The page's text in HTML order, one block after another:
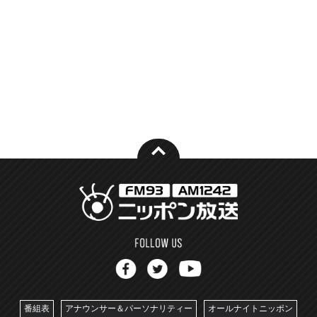
番組表 アナウンサー＆パーソナリティー オールナイトニッポン